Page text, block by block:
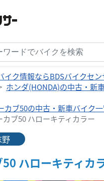
イク情報ならBDSバイクセン
ホンダ(HONDA)の中古・新
カブ50の中古・新車バイク
カブ50 ハローキティカラー
ハローキティカ